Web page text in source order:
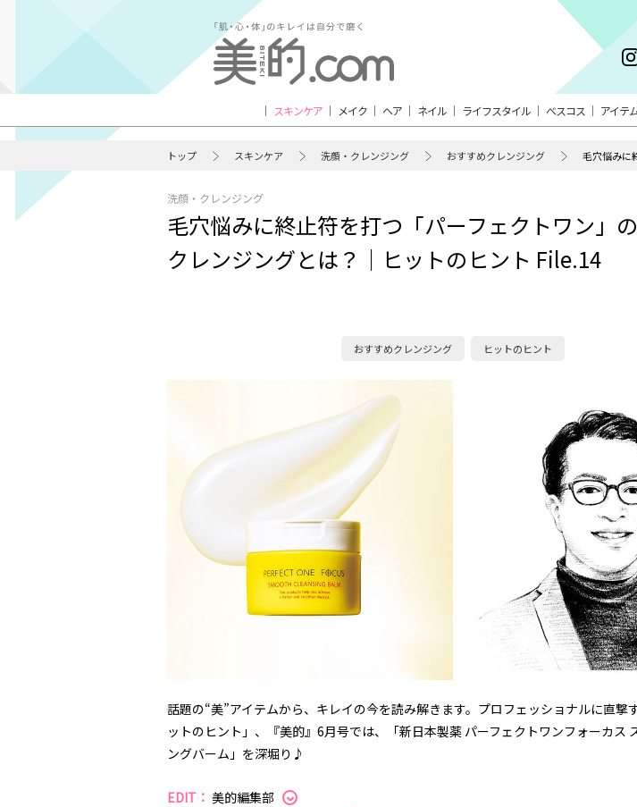
スキンケア メイク ヘア ネイル ライフスタイル ベスコス アイテ
トップ スキンケア 洗顔・クレンジング おすすめクレンジング
洗顔・クレンジング
毛穴悩みに終止符を打つ「パーフェクトワン」
クレンジングとは？｜ヒットのヒント File.14
おすすめクレンジング ヒットのヒント
話題の“美”アイテムから、キレイの今を読み解きます。プロフェッショナルに直撃
ットのヒント」、『美的』6月号では、「新日本製薬 パーフェクトワンフォーカス
ングバーム」を深堀り♪
EDIT： 美的編集部